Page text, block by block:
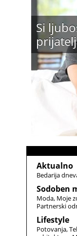
Si
Aktualno
Bedarija
Sodoben
Moda Moje
Partnerski
Lifestyle
Potovanja